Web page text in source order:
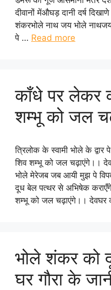
दीवानों मेंऔघड़ दानी दर्ष
शंकरभोले नाथ जय भोले
पे … Read more
काँधे पर लेकर
शम्भू को जल
त्रिलोक के स्वामी भोले के
शिव शम्भू को जल चढ़ाएंगे।।
भोले मेरेजब जब आयी मुझ पे
दूध बेल पत्थर से अभिषेक
शम्भू को जल चढ़ाएंगे।। देवघर
भोले शंकर को
घर गौरा के